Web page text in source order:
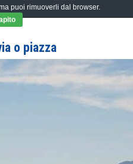
o piazza
puoi rimuoverli dal browser.